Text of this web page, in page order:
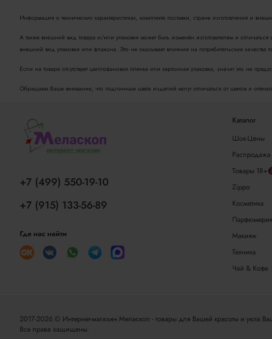
Информация о технических характеристиках, комплекте поставки, стране изготовления и
А также внешний вид товара и/или упаковки может быть изменён изготовителем и
внешний вид упаковки или флакона. Это не оказывает влияния на потребительские качества
Если на товаре отсутствует целлофановая пленка или картонная упаковка, значит это не
Обращаем Ваше внимание, что подлинные цвета изделий могут отличаться от цветов и
Каталог
Шок-Цены
Распродажа
Товары
Zippo
Косметика
Парфюмерия
Макияж
Техника
Чай & Кофе
+7 (499) 550-19-10
+7 (915) 133-56-89
Где нас найти
2017-2026 © Интернет-магазин Меласкоп - товары для Вашей красоты и уюта
Все права защищены.